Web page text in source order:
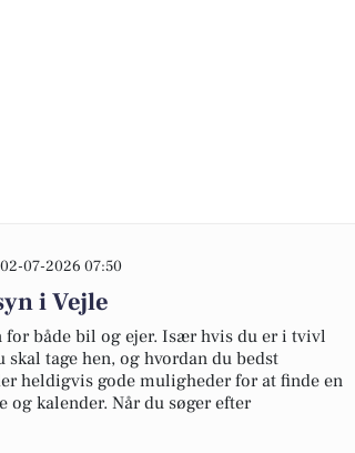
02-07-2026 07:50
i Vejle
for både bil og ejer. Især hvis du er i tvivl
tage hen, og hvordan du bedst
heldigvis gode muligheder for at finde en
og kalender. Når du søger efter